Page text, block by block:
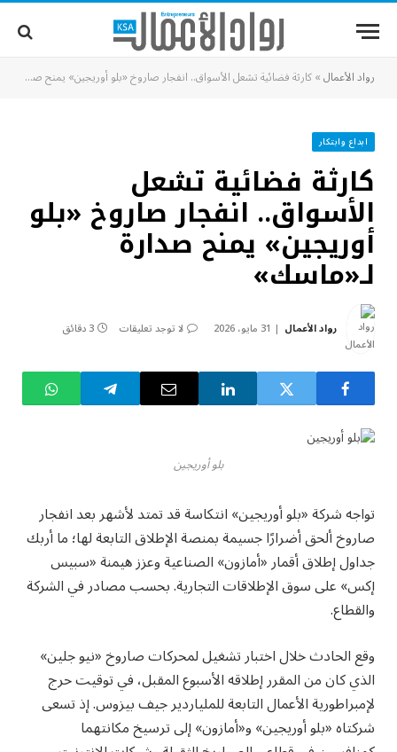
رواد الأعمال»كارثة فضائية تشعل الأسواق.. انفجار صاروخ «بلو أوريجين» يمنح صدارة لـ«ماسك»
ابداع وابتكار
كارثة فضائية تشعل
الأسواق.. انفجار صاروخ «بلو
أوريجين» يمنح صدارة
لـ«ماسك»
رواد الأعمال 31 مايو، 2026 لا توجد تعليقات 3 دقائق
بلو أوريجين
تواجه شركة «بلو أوريجين» انتكاسة قد تمتد لأشهر بعد انفجار
صاروخ ألحق أضرارًا جسيمة بمنصة الإطلاق التابعة لها؛ ما أربك
جداول إطلاق أقمار «أمازون» الصناعية وعزز هيمنة «سبيس
إكس» على سوق الإطلاقات التجارية. بحسب مصادر في الشركة
والقطاع.
وقع الحادث خلال اختبار تشغيل لمحركات صاروخ «نيو جلين»
الذي كان من المقرر إطلاقه الأسبوع المقبل، في توقيت حرج
لإمبراطورية الأعمال التابعة للملياردير جيف بيزوس. إذ تسعى
شركتاه «بلو أوريجين» و«أمازون» إلى ترسيخ مكانتهما